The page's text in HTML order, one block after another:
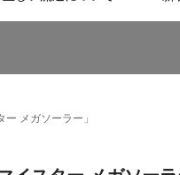
メガソーラー」